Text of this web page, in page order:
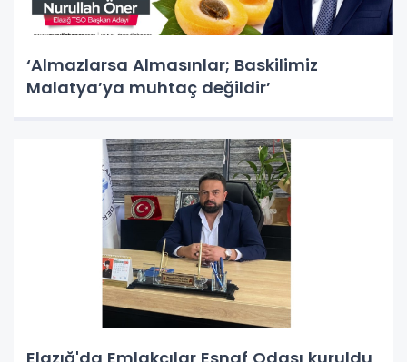
‘Almazlarsa Almasınlar; Baskilimiz
Malatya’ya muhtaç değildir’